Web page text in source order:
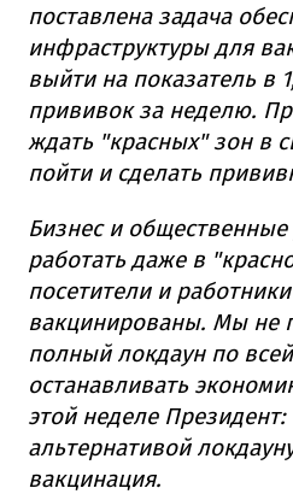
поставлена задача
инфраструктуры для
выйти на показатель в
прививок за неделю.
ждать "красных" зон в
пойти и сделать
Бизнес и
работать даже в
посетители и
вакцинированы. Мы не
полный локдаун по
останавливать
этой неделе
альтернативой
вакцинация.